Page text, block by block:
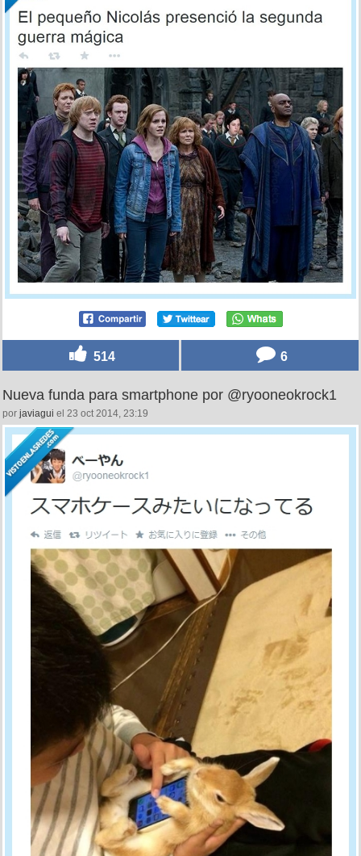
514 6
Nueva funda para smartphone por @ryooneokrock1
por javiagui el 23 oct 2014, 23:19